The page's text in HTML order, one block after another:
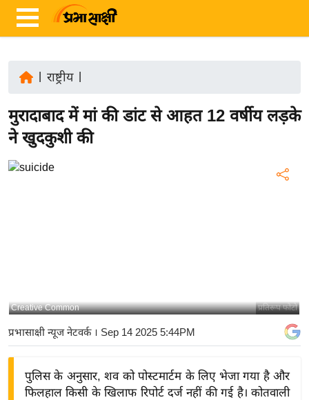
ज़ा
ख
र
ष्ट्री
बि
राष्ट्रीय|
मुरादाबाद में मां की डांट से आहत 12 वर्षीय लड़के
ने खुदकुशी की
प्रतिरूप फोटो
Creative Common
प्रभासाक्षी न्यूज नेटवर्क। Sep 14 2025 5:44PM
पुलिस के अनुसार, शव को पोस्टमार्टम के लिए भेजा गया है और
फिलहाल किसी के खिलाफ रिपोर्ट दर्ज नहीं की गई है। कोतवाली